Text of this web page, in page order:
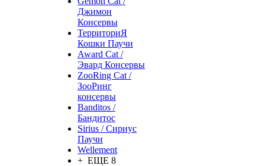
Джимон
Консервы
ТерриториЯ
Кошки Паучи
Award Cat /
Эвард Консервы
ZooRing Cat /
ЗооРинг
консервы
Banditos /
Бандитос
Sirius / Сириус
Паучи
Wellement
+ ЕЩЕ 8